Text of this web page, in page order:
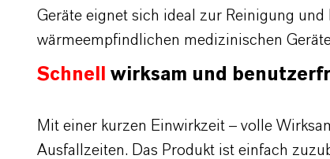
Geräte eignet sich ideal zur Reinigung
wärmeempfindlichen medizinischen
Schnell wirksam und
Mit einer kurzen Einwirkzeit – volle
Ausfallzeiten. Das Produkt ist einfach